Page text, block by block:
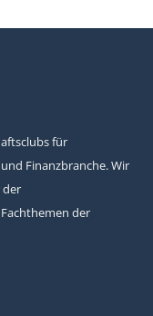
für
Finanzbranche. Wir
der
der